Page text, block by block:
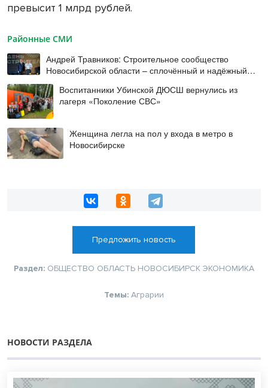
превысит 1 млрд рублей.
Районные СМИ
Андрей Травников: Строительное сообщество
Новосибирской области – сплочённый и надёжный
коллектив
Воспитанники Убинской ДЮСШ вернулись из
лагеря «Поколение СВС»
Женщина легла на пол у входа в метро в
Новосибирске
Предложить новость
Раздел: ОБЩЕСТВО ОБЛАСТЬ НОВОСИБИРСК ЭКОНОМИКА
Темы: Аграрии
НОВОСТИ РАЗДЕЛА